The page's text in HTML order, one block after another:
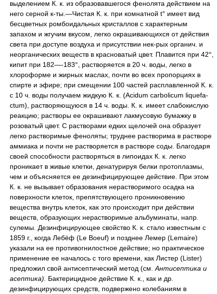
выделением К. к. из образовавшегося фенолята действием на
него серной к-ты.—Чистая К. к. при комнатной t° имеет вид
бесцветных ромбоидальных кристаллов с характерным
запахом и жгучим вкусом, легко окрашивающихся от действия
света при доступе воздуха и присутствии нек-рых органич. и
неорганических веществ в красноватый цвет. Плавится при 42°,
кипит при 182—-183°, растворяется в 20 ч. воды, легко в
хлороформе и жирных маслах, почти во всех пропорциях в
спирте и эфире; при смещении 100 частей расплавленной К. к.
с 10 ч. воды получаем жидкую К. к. (Acidum carbolicum liquefa-
ctum), растворяющуюся в 14 ч. воды. К. к. имеет слабокислую
реакцию; растворы ее окрашивают лакмусовую бумажку в
розоватый цвет. С растворами едких щелочей она образует
легко растворимые феноляты; труднее растворима в растворе
аммиака и почти не растворяется в растворе соды. Благодаря
своей способности растворяться в липоидах К. к. легко
проникает в живые клетки, денатурируя белки протоплазмы,
чем и объясняется ее дезинфицирующее действие. При этом
К. к. не вызывает образования нерастворимого осадка на
поверхности клеток, препятствующего проникновению
вещества внутрь клеток, как это происходит при действии
веществ, образующих нерастворимые альбуминаты, напр.
сулемы. Дезинфицирующее свойство К. к. стало известным с
1859 г., когда Лебёф (Le Boeuf) и позднее Лемер (Lemaire)
указали на ее противогнилостное действие; но практическое
применение ее началось с того времени, как Листер (Lister)
предложил свой антисептический метод (см. Антисептика и
асептика). Бактерицидное действие К. к., как и др.
дезинфицирующих средств, подвержено колебаниям в